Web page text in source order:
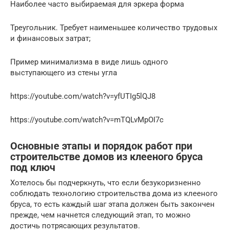
Наиболее часто выбираемая для эркера форма
Треугольник. Требует наименьшее количество трудовых
и финансовых затрат;
Пример минимализма в виде лишь одного
выступающего из стены угла
https://youtube.com/watch?v=yfUTIg5lQJ8
https://youtube.com/watch?v=mTQLvMpOI7c
Основные этапы и порядок работ при
строительстве домов из клееного бруса
под ключ
Хотелось бы подчеркнуть, что если безукоризненно
соблюдать технологию строительства дома из клееного
бруса, то есть каждый шаг этапа должен быть закончен
прежде, чем начнется следующий этап, то можно
достичь потрясающих результатов.